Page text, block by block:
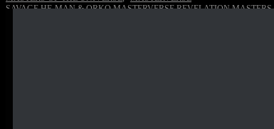
SAVAGE HE-MAN & ORKO MASTERVERSE REVELATION MASTERS